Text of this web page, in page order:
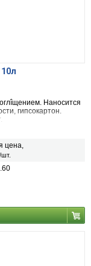
Наносится
гипсокартон.
цена,